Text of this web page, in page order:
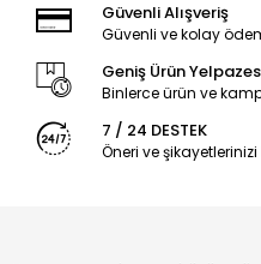
Güvenli Alışveriş
Güvenli ve kolay
Geniş Ürün
Binlerce ürün ve
7 / 24 DESTEK
Öneri ve